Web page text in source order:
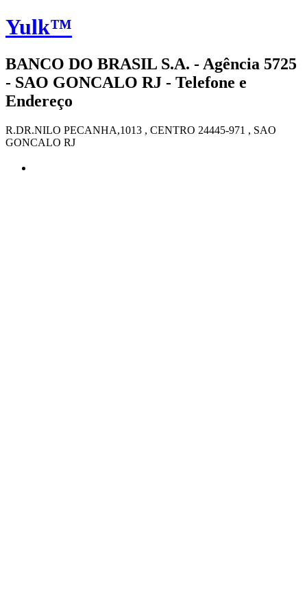
Yulk™
BANCO DO BRASIL S.A. - Agência 5725
- SAO GONCALO RJ - Telefone e
Endereço
R.DR.NILO PECANHA,1013 , CENTRO 24445-971 , SAO
GONCALO RJ